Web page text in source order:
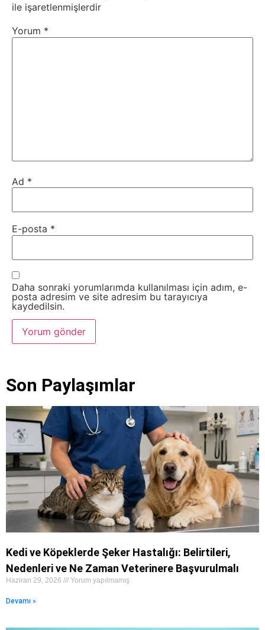
ile işaretlenmişlerdir
Yorum *
Ad *
E-posta *
Daha sonraki yorumlarımda kullanılması için adım, e-
posta adresim ve site adresim bu tarayıcıya
kaydedilsin.
Son Paylaşımlar
Kedi ve Köpeklerde Şeker Hastalığı: Belirtileri,
Nedenleri ve Ne Zaman Veterinere Başvurulmalı
Haziran 29, 2026 Yorum yapılmamış
Devamı »